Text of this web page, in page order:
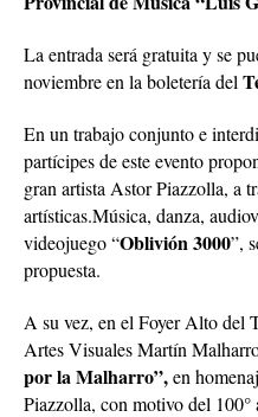
La entrada será gratuita y se
noviembre en la boletería del
En un trabajo conjunto e
partícipes de este evento
gran artista Astor Piazzolla, a
artísticas.Música, danza,
videojuego “Oblivión 3000”,
propuesta.
A su vez, en el Foyer Alto del
Artes Visuales Martín
por la Malharro”,en
Piazzolla, con motivo del 100°